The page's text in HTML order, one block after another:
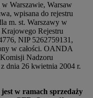
Warszawie, Warsaw
wpisana do rejestru
m. st. Warszawy w
Rejestru
NIP 5262759131,
w całości. OANDA
Nadzoru
dnia 26 kwietnia 2004 r.
w ramach sprzedaży